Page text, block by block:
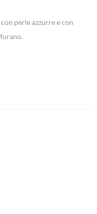
perle azzurre e con